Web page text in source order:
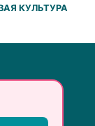
КУЛЬТУРА